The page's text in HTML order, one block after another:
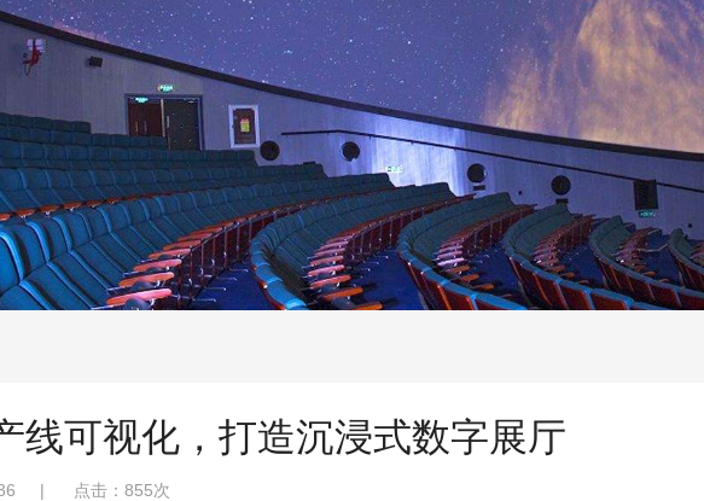
线可视化，打造沉浸式数字展厅
| 点击： 855次